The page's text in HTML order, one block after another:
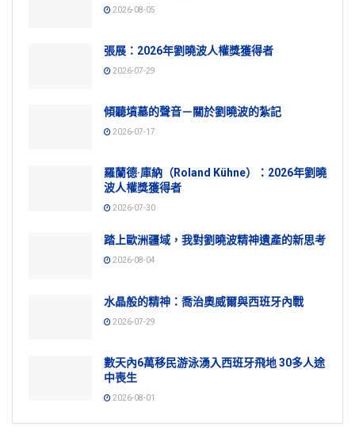
2026-08-05
張展：2026年劉曉波人權獎獲得者
2026-07-29
傾聽墳墓的聲音－關於劉曉波的紮記
2026-07-17
羅蘭德·庫納（Roland Kühne）：2026年劉曉
波人權獎獲得者
2026-07-30
踏上歐洲疆域，我對劉曉波精神遺產的新思考
2026-08-04
水晶般的精神：喬治奧威爾與西班牙內戰
2026-07-29
數天內6萬移民游泳湧入西班牙飛地 30多人途
中喪生
2026-08-01